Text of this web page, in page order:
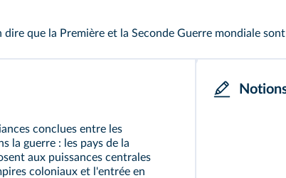
dire que la Première et la Seconde Guerre mondiale
conclues entre les
la guerre : les pays de la
aux puissances centrales
coloniaux et l'entrée en